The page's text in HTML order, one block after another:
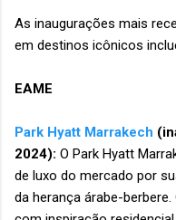
As inaugurações mais
em destinos icônicos
EAME
Park Hyatt Marrakech
2024): O Park Hyatt
de luxo do mercado por
da herança árabe-